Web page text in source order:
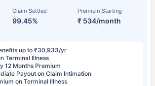
Claim Settled
99.45%
Premium Starting
₹ 534/month
up to ₹30,933/yr
Terminal Illness
12 Months Premium
Payout on Claim Intimation
on Terminal Illness